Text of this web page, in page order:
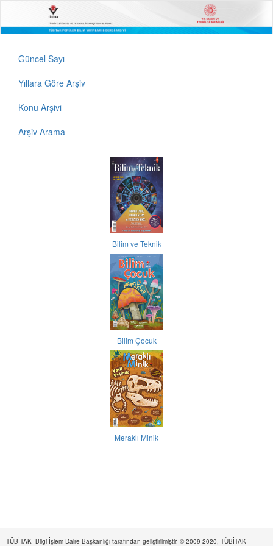
Güncel Sayı
Yıllara Göre Arşiv
Konu Arşivi
Arşiv Arama
Bilim ve Teknik
Bilim Çocuk
Meraklı Minik
TÜBİTAK- Bilgi İşlem Daire Başkanlığı tarafından geliştirilmiştir. © 2009-2020, TÜBİTAK